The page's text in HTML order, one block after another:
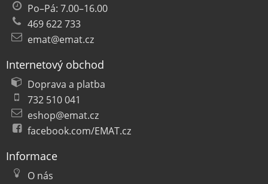
Po–Pá: 7.00–16.00
469 622 733
emat@emat.cz
Internetový obchod
Doprava a platba
732 510 041
eshop@emat.cz
facebook.com/EMAT.cz
Informace
O nás